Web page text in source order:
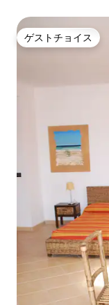
ゲストチョイス
ゲストチョイス